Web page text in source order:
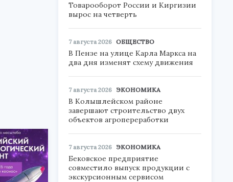
Товарооборот России и Киргизии
вырос на четверть
7 августа 2026 ОБЩЕСТВО
В Пензе на улице Карла Маркса на
два дня изменят схему движения
7 августа 2026 ЭКОНОМИКА
В Колышлейском районе
завершают строительство двух
объектов агропереработки
7 августа 2026 ЭКОНОМИКА
Бековское предприятие
совместило выпуск продукции с
экскурсионным сервисом